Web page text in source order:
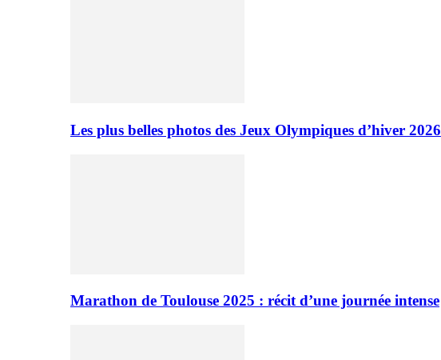
Les plus belles photos des Jeux Olympiques d’hiver 2026
Marathon de Toulouse 2025 : récit d’une journée intense